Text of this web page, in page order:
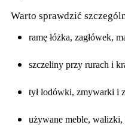
Warto sprawdzić
ramę łóżka, zagłówek,
szczeliny przy rurach i
tył lodówki, zmywarki i
używane meble,